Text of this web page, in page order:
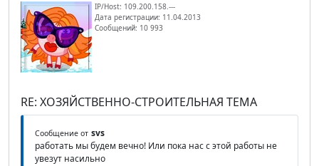
IP/Host: 109.200.158.---
Дата регистрации: 11.04.2013
Сообщений: 10 993
RE: ХОЗЯЙСТВЕННО-СТРОИТЕЛЬНАЯ ТЕМА
Сообщение от svs
работать мы будем вечно! Или пока нас с этой работы не
увезут насильно